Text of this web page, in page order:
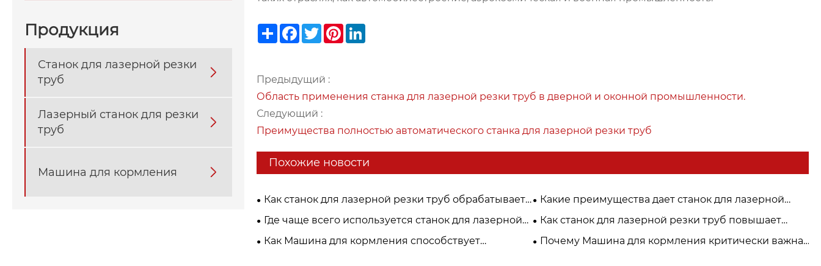
Продукция
Станок для лазерной резки
труб

Лазерный станок для резки
труб

Машина для кормления 
ShareFacebookTwitterPinterest
Предыдущий :
Область применения станка для лазерной резки труб в дверной и оконной промышленности.
Следующий :
Преимущества полностью автоматического станка для лазерной резки труб
Похожие новости
Как станок для лазерной резки труб обрабатывает
сложные формы труб?
Какие преимущества дает станок для лазерной
резки труб по сравнению с тр адиционной резкой?
Где чаще всего используется станок для лазерной
резки труб?
Как станок для лазерной резки труб повышает
эффективность производства?
Как Машина для кормления способствует
Почему Машина для кормления критически важна